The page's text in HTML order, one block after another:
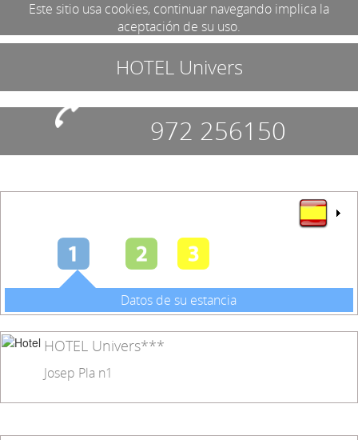
Este sitio usa cookies, continuar navegando implica la
aceptación de su uso.
HOTEL Univers
972 256150
Datos de su estancia
HOTEL Univers***
Josep Pla n1